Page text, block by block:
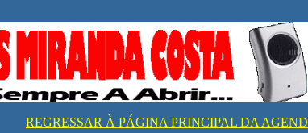
REGRESSAR À PÁGINA PRINCIPAL DA